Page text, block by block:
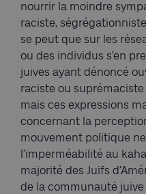
nourrir la moindre
raciste,
se peut que sur les
ou des individus s’en
juives ayant dénoncé
raciste ou
mais ces expressions
concernant la
mouvement politique
l’imperméabilité au
majorité des Juifs
de la communauté juive